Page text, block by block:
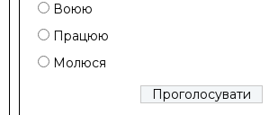
Воюю
Працюю
Молюся